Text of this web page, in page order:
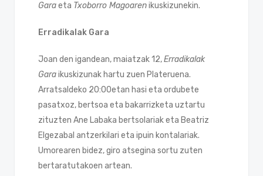
Garaeta Txoborro Magoarenikuskizunekin.
Erradikalak Gara
Joan den igandean, maiatzak 12,Erradikalak
Garaikuskizunak hartu zuen Plateruena.
Arratsaldeko 20:00etan hasi eta ordubete
pasatxoz, bertsoa eta bakarrizketa uztartu
zituzten Ane Labaka bertsolariak eta Beatriz
Elgezabal antzerkilari eta ipuin kontalariak.
Umorearen bidez, giro atsegina sortu zuten
bertaratutakoen artean.